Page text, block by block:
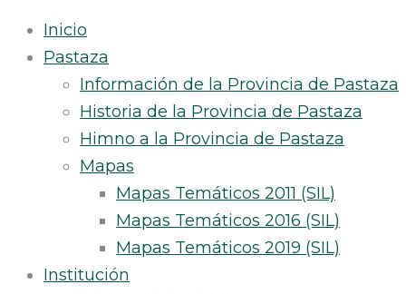
Inicio
Pastaza
Información de la Provincia de Pastaza
Historia de la Provincia de Pastaza
Himno a la Provincia de Pastaza
Mapas
Mapas Temáticos 2011 (SIL)
Mapas Temáticos 2016 (SIL)
Mapas Temáticos 2019 (SIL)
Institución